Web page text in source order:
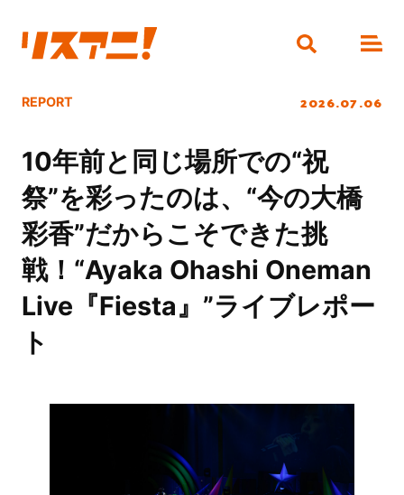
REPORT 2026.07.06
10年前と同じ場所での“祝
祭”を彩ったのは、“今の大橋
彩香”だからこそできた挑
戦！“Ayaka Ohashi Oneman
Live『Fiesta』”ライブレポー
ト